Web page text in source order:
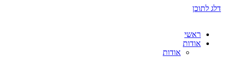
דלג לתוכן
ראשי
אודות
אודות